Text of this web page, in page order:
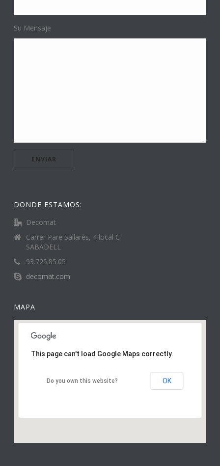
Su Mensaje
DONDE ESTAMOS:
Decomat
Carrer Pare Sallarès, 4 local C
SABADELL
93.725.85.05
decomat.com
MAPA
This page can't load Google Maps correctly.
Do you own this website? OK